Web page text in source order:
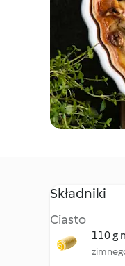
Składniki
Ciasto
110 g